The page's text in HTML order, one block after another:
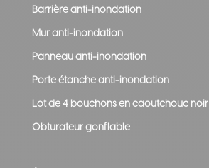
Barrière anti-inondation
Mur anti-inondation
Panneau anti-inondation
Porte étanche anti-inondation
Lot de 4 bouchons en caoutchouc noir
Obturateur gonflable